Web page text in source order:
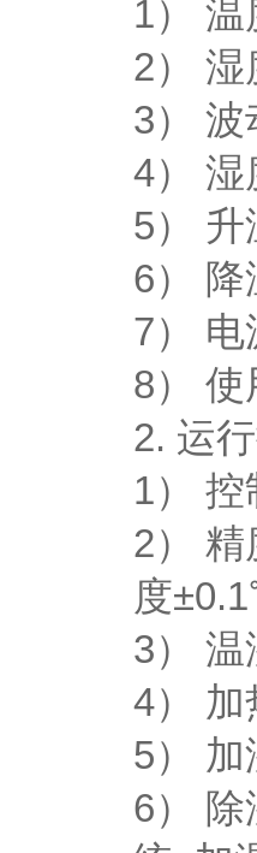
1）
2） 湿
3）
4） 湿
5）
6）
7） 电
8）
2. 运
1）
2）
度
3）
4） 加
5） 加
6）